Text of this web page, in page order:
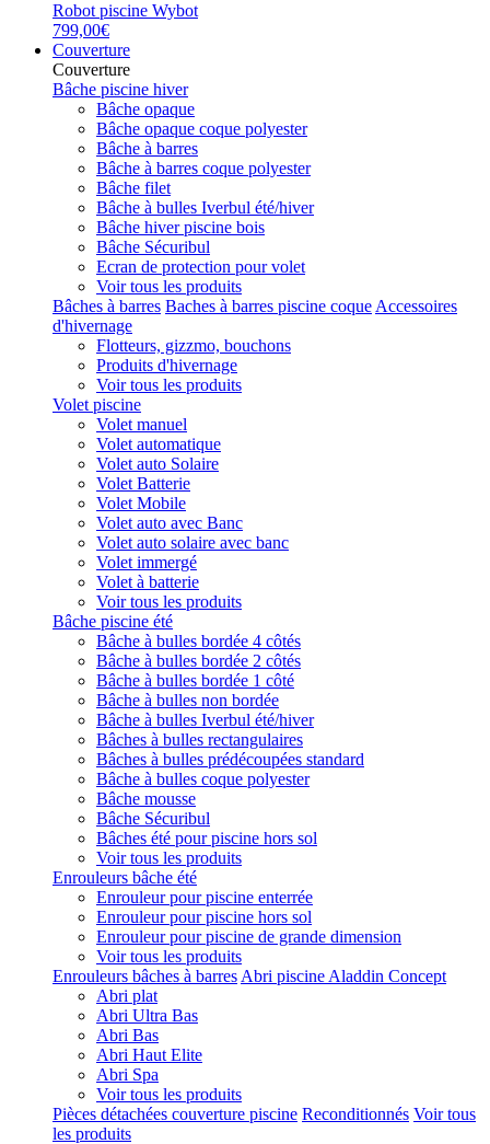
Robot piscine Wybot
799,00€
Couverture
Couverture
Bâche piscine hiver
Bâche opaque
Bâche opaque coque polyester
Bâche à barres
Bâche à barres coque polyester
Bâche filet
Bâche à bulles Iverbul été/hiver
Bâche hiver piscine bois
Bâche Sécuribul
Ecran de protection pour volet
Voir tous les produits
Bâches à barres Baches à barres piscine coque Accessoires
d'hivernage
Flotteurs, gizzmo, bouchons
Produits d'hivernage
Voir tous les produits
Volet piscine
Volet manuel
Volet automatique
Volet auto Solaire
Volet Batterie
Volet Mobile
Volet auto avec Banc
Volet auto solaire avec banc
Volet immergé
Volet à batterie
Voir tous les produits
Bâche piscine été
Bâche à bulles bordée 4 côtés
Bâche à bulles bordée 2 côtés
Bâche à bulles bordée 1 côté
Bâche à bulles non bordée
Bâche à bulles Iverbul été/hiver
Bâches à bulles rectangulaires
Bâches à bulles prédécoupées standard
Bâche à bulles coque polyester
Bâche mousse
Bâche Sécuribul
Bâches été pour piscine hors sol
Voir tous les produits
Enrouleurs bâche été
Enrouleur pour piscine enterrée
Enrouleur pour piscine hors sol
Enrouleur pour piscine de grande dimension
Voir tous les produits
Enrouleurs bâches à barres Abri piscine Aladdin Concept
Abri plat
Abri Ultra Bas
Abri Bas
Abri Haut Elite
Abri Spa
Voir tous les produits
Pièces détachées couverture piscine Reconditionnés Voir tous
les produits